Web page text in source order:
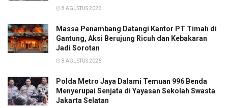
8 AGUSTUS 2026
Massa Penambang Datangi Kantor PT Timah di
Gantung, Aksi Berujung Ricuh dan Kebakaran
Jadi Sorotan
8 AGUSTUS 2026
Polda Metro Jaya Dalami Temuan 996 Benda
Menyerupai Senjata di Yayasan Sekolah Swasta
Jakarta Selatan